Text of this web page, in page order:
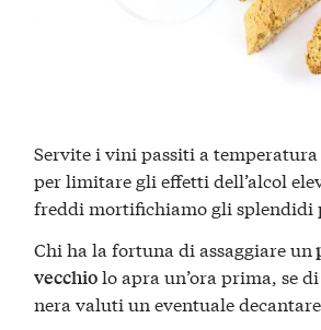
Servite i vini passiti a
per limitare gli effetti dell’alcol
freddi mortifichiamo gli splendidi
Chi ha la fortuna di assaggiare un
vecchiolo apra un’ora prima, se
nera valuti un eventuale decantare.